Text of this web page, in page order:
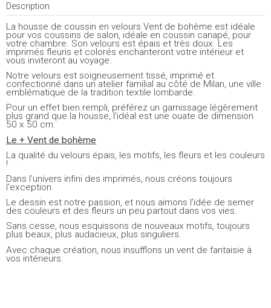
Description
La housse de coussin en velours Vent de bohème est idéale
pour vos coussins de salon, idéale en coussin canapé, pour
votre chambre. Son velours est épais et très doux. Les
imprimés fleuris et colorés enchanteront votre intérieur et
vous inviteront au voyage.
Notre velours est soigneusement tissé, imprimé et
confectionné dans un atelier familial au côté de Milan, une ville
emblématique de la tradition textile lombarde.
Pour un effet bien rempli, préférez un garnissage légèrement
plus grand que la housse, l'idéal est une ouate de dimension
50 x 50 cm.
Le + Vent de bohème
La qualité du velours épais, les motifs, les fleurs et les couleurs
!
Dans l'univers infini des imprimés, nous créons toujours
l'exception.
Le dessin est notre passion, et nous aimons l’idée de semer
des couleurs et des fleurs un peu partout dans vos vies.
Sans cesse, nous esquissons de nouveaux motifs, toujours
plus beaux, plus audacieux, plus singuliers.
Avec chaque création, nous insufflons un vent de fantaisie à
vos intérieurs.